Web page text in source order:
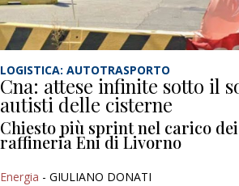
LOGISTICA: AUTOTRASPORTO
Cna: attese infinite sotto il
autisti delle cisterne
Chiesto più sprint nel carico
raffineria Eni di Livorno
Energia - GIULIANO DONATI